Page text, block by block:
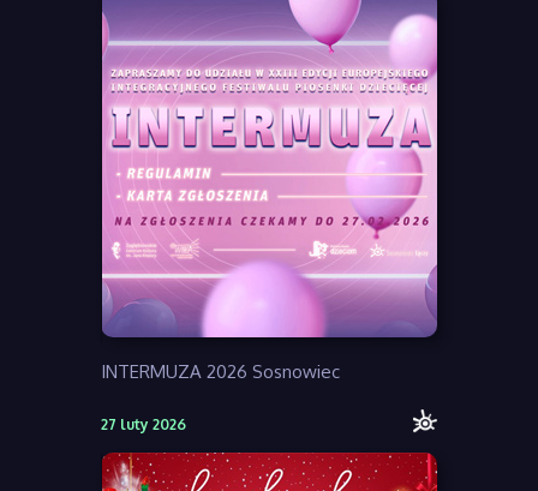
INTERMUZA 2026 Sosnowiec
27 luty 2026